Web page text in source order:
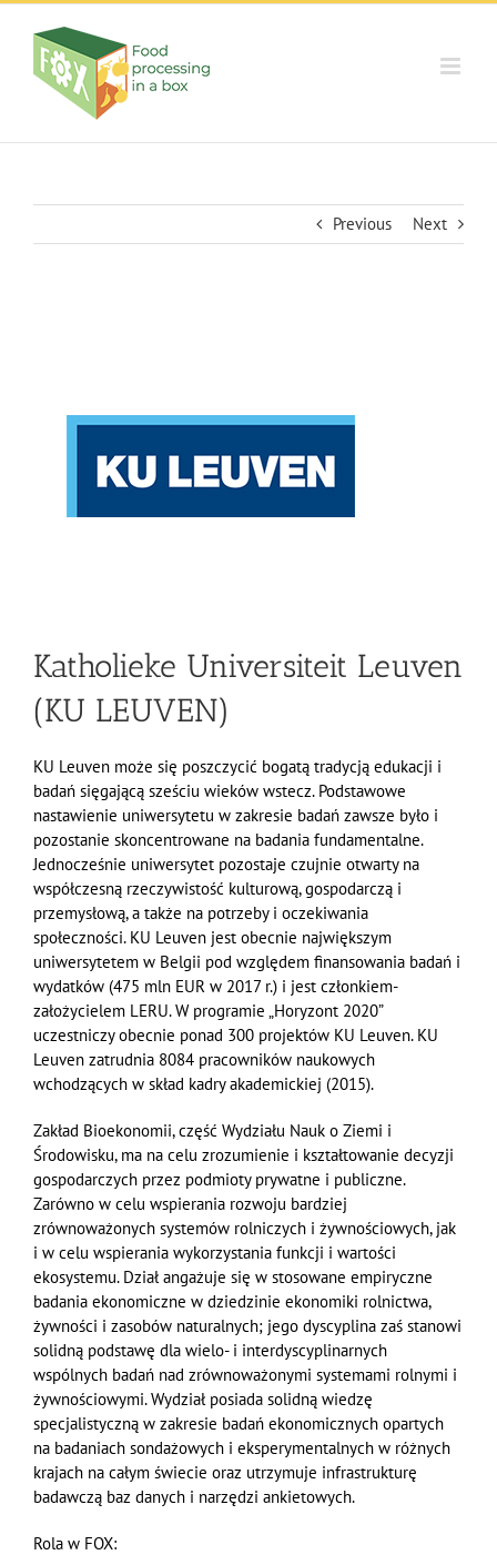
Skip
content
Previous Next
Katholieke Universiteit Leuven
(KU LEUVEN)
KU Leuven może się poszczycić bogatą tradycją edukacji i
badań sięgającą sześciu wieków wstecz. Podstawowe
nastawienie uniwersytetu w zakresie badań zawsze było i
pozostanie skoncentrowane na badania fundamentalne.
Jednocześnie uniwersytet pozostaje czujnie otwarty na
współczesną rzeczywistość kulturową, gospodarczą i
przemysłową, a także na potrzeby i oczekiwania
społeczności. KU Leuven jest obecnie największym
uniwersytetem w Belgii pod względem finansowania badań i
wydatków (475 mln EUR w 2017 r.) i jest członkiem-
założycielem LERU. W programie „Horyzont 2020”
uczestniczy obecnie ponad 300 projektów KU Leuven. KU
Leuven zatrudnia 8084 pracowników naukowych
wchodzących w skład kadry akademickiej (2015).
Zakład Bioekonomii, część Wydziału Nauk o Ziemi i
Środowisku, ma na celu zrozumienie i kształtowanie decyzji
gospodarczych przez podmioty prywatne i publiczne.
Zarówno w celu wspierania rozwoju bardziej
zrównoważonych systemów rolniczych i żywnościowych, jak
i w celu wspierania wykorzystania funkcji i wartości
ekosystemu. Dział angażuje się w stosowane empiryczne
badania ekonomiczne w dziedzinie ekonomiki rolnictwa,
żywności i zasobów naturalnych; jego dyscyplina zaś stanowi
solidną podstawę dla wielo- i interdyscyplinarnych
wspólnych badań nad zrównoważonymi systemami rolnymi i
żywnościowymi. Wydział posiada solidną wiedzę
specjalistyczną w zakresie badań ekonomicznych opartych
na badaniach sondażowych i eksperymentalnych w różnych
krajach na całym świecie oraz utrzymuje infrastrukturę
badawczą baz danych i narzędzi ankietowych.
Rola w FOX: